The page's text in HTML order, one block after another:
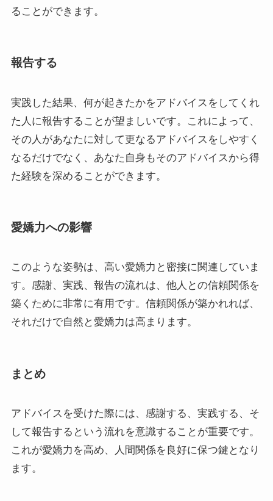
ることができます。
報告する
実践した結果、何が起きたかをアドバイスをしてくれ
た人に報告することが望ましいです。これによって、
その人があなたに対して更なるアドバイスをしやすく
なるだけでなく、あなた自身もそのアドバイスから得
た経験を深めることができます。
愛嬌力への影響
このような姿勢は、高い愛嬌力と密接に関連していま
す。感謝、実践、報告の流れは、他人との信頼関係を
築くために非常に有用です。信頼関係が築かれれば、
それだけで自然と愛嬌力は高まります。
まとめ
アドバイスを受けた際には、感謝する、実践する、そ
して報告するという流れを意識することが重要です。
これが愛嬌力を高め、人間関係を良好に保つ鍵となり
ます。